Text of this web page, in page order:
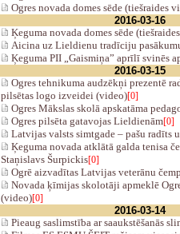
Ogres novada domes sēde (tiešraides
2016-03-16
Ķeguma novada domes sēde
Aicina uz Lieldienu tradīciju
Ķeguma PII „Gaismiņa” aprīlī svinēs
2016-03-15
Ogres tehnikuma audzēkņi prezentē
pilsētas logo izveidei (video)[0]
Ogres Mākslas skolā apskatāma
Ogres pilsēta gatavojas Lieldienām[0]
Latvijas valsts simtgade – pašu radīts
Ķeguma novada atklātā galda tenisa
Staņislavs Šurpickis[0]
Ogrē aizvadītas Latvijas veterānu
Novada ķīmijas skolotāji apmeklē
(video)[0]
2016-03-14
Pieaug saslimstība ar saaukstēšanās